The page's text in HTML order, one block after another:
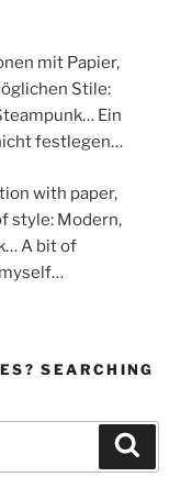
mit Papier,
Stile:
Ein
festlegen…
with paper,
style: Modern,
A bit of
SEARCHING